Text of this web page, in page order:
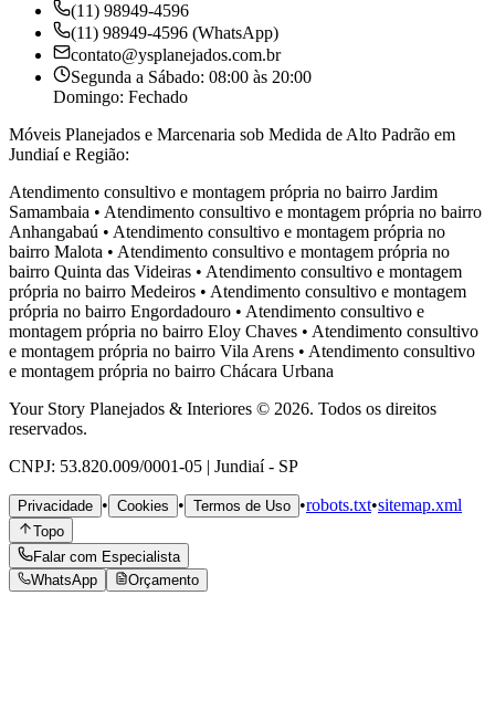
(11) 98949-4596
(11) 98949-4596 (WhatsApp)
contato@ysplanejados.com.br
Segunda a Sábado: 08:00 às 20:00
Domingo: Fechado
Móveis Planejados e Marcenaria sob Medida de Alto Padrão em
Jundiaí e Região:
Atendimento consultivo e montagem própria no bairro Jardim
Samambaia • Atendimento consultivo e montagem própria no bairro
Anhangabaú • Atendimento consultivo e montagem própria no
bairro Malota • Atendimento consultivo e montagem própria no
bairro Quinta das Videiras • Atendimento consultivo e montagem
própria no bairro Medeiros • Atendimento consultivo e montagem
própria no bairro Engordadouro • Atendimento consultivo e
montagem própria no bairro Eloy Chaves • Atendimento consultivo
e montagem própria no bairro Vila Arens • Atendimento consultivo
e montagem própria no bairro Chácara Urbana
Your Story Planejados & Interiores © 2026. Todos os direitos
reservados.
CNPJ: 53.820.009/0001-05 | Jundiaí - SP
Privacidade • Cookies • Termos de Uso •robots.txt•sitemap.xml
Topo
Falar com Especialista
WhatsApp
Orçamento